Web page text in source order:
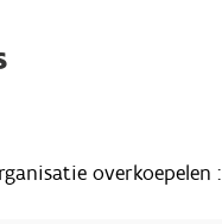
overkoepelen :